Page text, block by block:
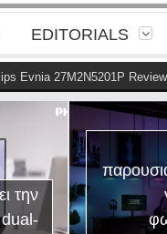
EDITORIALS
27M2N5201P Review (28
την